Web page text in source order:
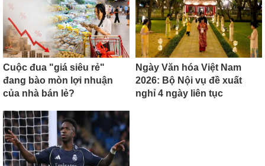
Cuộc đua "giá siêu rẻ"
đang bào mòn lợi nhuận
của nhà bán lẻ?
Ngày Văn hóa Việt Nam
2026: Bộ Nội vụ đề xuất
nghỉ 4 ngày liên tục